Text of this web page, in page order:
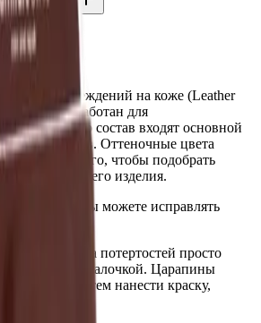
повреждений на коже (Leather
разработан для
в его состав входят основной
цветов. Оттеночные цвета
цвет для того, чтобы подобрать
цвету вашего изделия.
подобрана, вы можете исправлять
для ремонта потертостей просто
или ватной палочкой. Царапины
и затем нанести краску,